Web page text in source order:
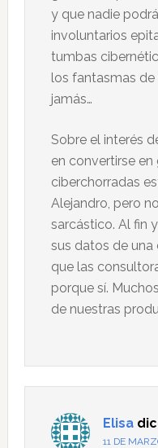
y que nadie
involuntarios
tumbas
los fantasmas de
jamás…
Sobre el interés
en convertirse en
ciberchorradas
Alejandro, pero
sarcástico. Al fin
sus datos de
que las
porque sí.
de nuestras
Elisa
11 DE